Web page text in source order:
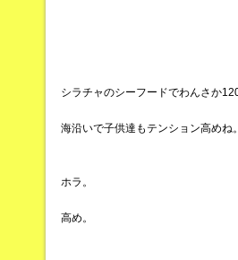
シラチャのシーフードでわんさか
海沿いで子供達もテンション高めね
ホラ。
高め。